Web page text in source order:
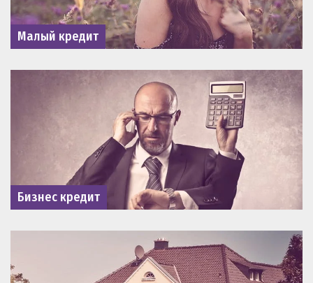
Малый кредит
Бизнес кредит